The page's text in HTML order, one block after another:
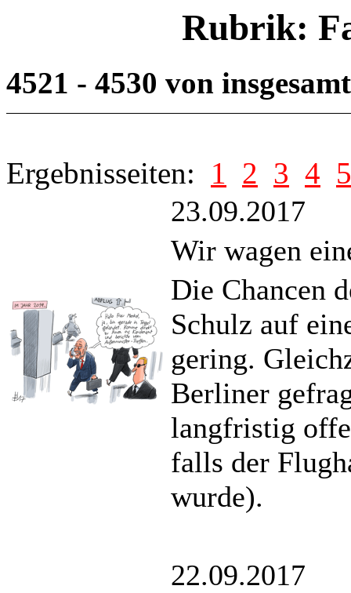
Rubrik:
4521 - 4530 von
Ergebnisseiten: 1 2 3 4 5
23.09.2017
Wir wagen
Die Chancen
Schulz auf
gering.
Berliner
langfristig
falls der
wurde).
22.09.2017